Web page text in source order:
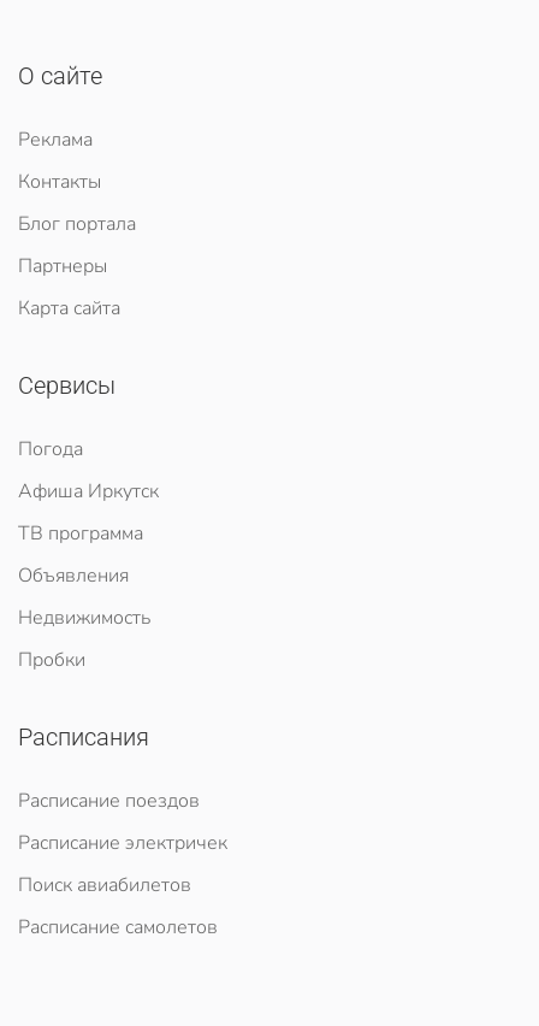
О сайте
Реклама
Контакты
Блог портала
Партнеры
Карта сайта
Сервисы
Погода
Афиша Иркутск
ТВ программа
Объявления
Недвижимость
Пробки
Расписания
Расписание поездов
Расписание электричек
Поиск авиабилетов
Расписание самолетов